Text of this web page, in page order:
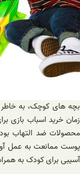
بچه های کوچک، به خاطر
زمان خرید اسباب بازی
محصولات ضد التهاب
پوست ممانعت به عمل
آسیبی برای کودک به